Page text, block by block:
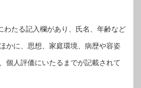
わたる記入欄があり、氏名、年齢など
かに、思想、家庭環境、病歴や容姿
個人評価にいたるまでが記載されて